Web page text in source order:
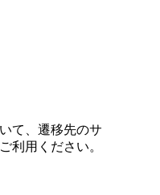
て、遷移先のサ
利用ください。